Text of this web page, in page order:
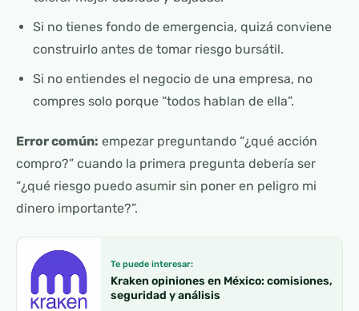
Si no tienes fondo de emergencia, quizá conviene
construirlo antes de tomar riesgo bursátil.
Si no entiendes el negocio de una empresa, no
compres solo porque “todos hablan de ella”.
Error común: empezar preguntando “¿qué acción
compro?” cuando la primera pregunta debería ser
“¿qué riesgo puedo asumir sin poner en peligro mi
dinero importante?”.
Te puede interesar:
Kraken opiniones en México: comisiones,
seguridad y análisis